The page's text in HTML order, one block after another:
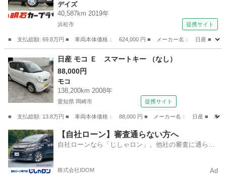
（車検整備付）
デイズ
40,587km 2019年
浜松市 提携サイト
■ 支払総額: 69.8万円 ■ 車両本体価格： 624,000 円 ■ メーカー名： 日産 ■
デイズ
日産 モコ Ｅ スマートキー （なし）
88,000円
モコ
138,200km 2008年
愛知県 岡崎市 提携サイト
■ 支払総額: 13.8万円 ■ 車両本体価格： 88,000 円 ■ メーカー名： 日産 ■
愛知 岡崎市 モコ
【自社ローン】審査通らない方へ
自社ローンなら「じしゃロン」。他社の審査に通らな
株式会社IDOM Ad